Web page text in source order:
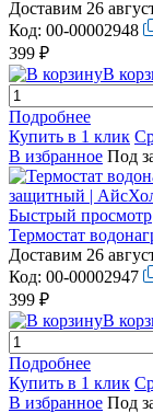
Доставим 26
Код: 00-00002948
399 ₽
В
Подробнее
Купить в 1 клик
В избранное Под
Быстрый просмотр
Термостат
Доставим 26
Код: 00-00002947
399 ₽
В
Подробнее
Купить в 1 клик
В избранное Под